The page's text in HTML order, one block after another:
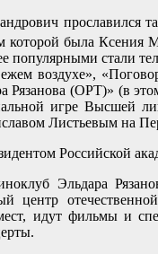
прославился
которой была Ксения
популярными стали
воздухе»,
Рязанова (ОРТ)» (в
игре Высшей
Листьевым на
Российской
Эльдара
центр
идут фильмы и